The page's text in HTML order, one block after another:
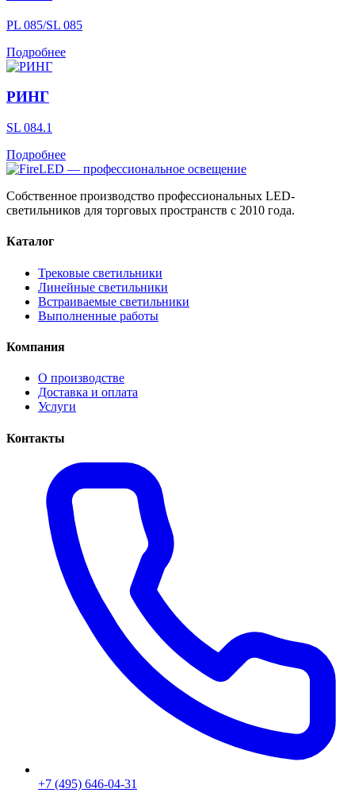
PL 085/SL 085
Подробнее
РИНГ
SL 084.1
Подробнее
Собственное производство профессиональных LED-
светильников для торговых пространств с 2010 года.
Каталог
Трековые светильники
Линейные светильники
Встраиваемые светильники
Выполненные работы
Компания
О производстве
Доставка и оплата
Услуги
Контакты
+7 (495) 646-04-31